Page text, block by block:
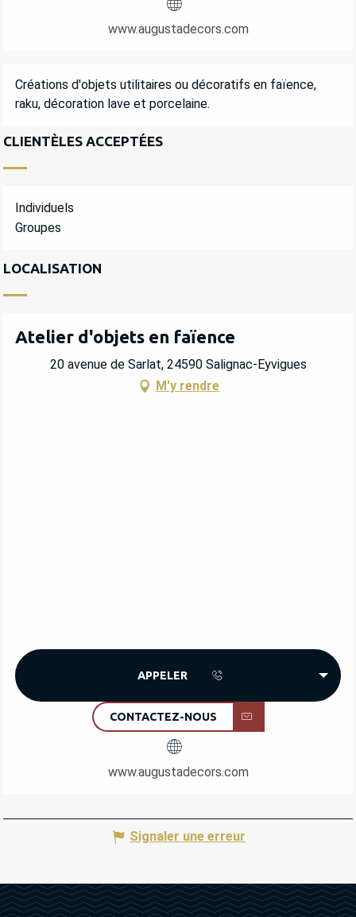
www.augustadecors.com
DESCRIPTION
Créations d'objets utilitaires ou décoratifs en faïence,
raku, décoration lave et porcelaine.
CLIENTÈLES ACCEPTÉES
Individuels
Groupes
LOCALISATION
Atelier d'objets en faïence
20 avenue de Sarlat, 24590 Salignac-Eyvigues
M'y rendre
APPELER
CONTACTEZ-NOUS
www.augustadecors.com
Signaler une erreur